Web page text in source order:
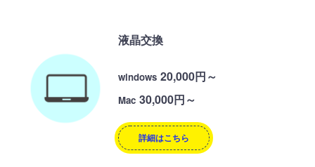
液晶交換
windows 20,000円～
Mac 30,000円～
詳細はこちら